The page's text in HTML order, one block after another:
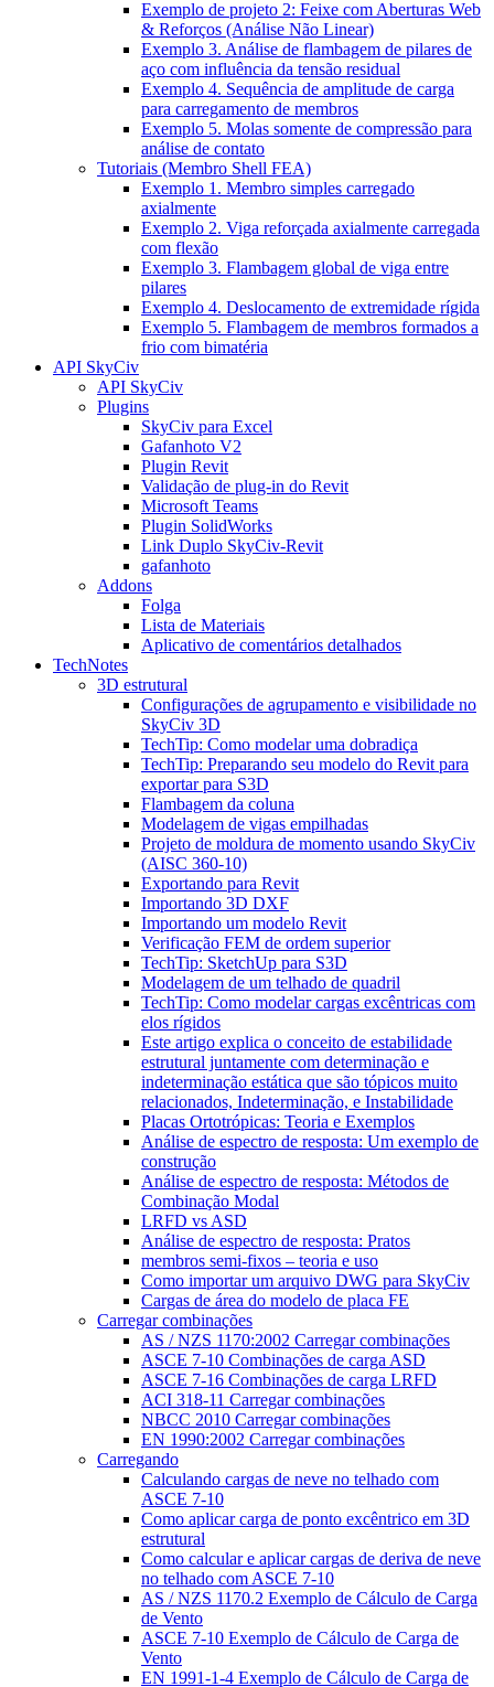
Exemplo de projeto 2: Feixe com Aberturas Web
& Reforços (Análise Não Linear)
Exemplo 3. Análise de flambagem de pilares de
aço com influência da tensão residual
Exemplo 4. Sequência de amplitude de carga
para carregamento de membros
Exemplo 5. Molas somente de compressão para
análise de contato
Tutoriais (Membro Shell FEA)
Exemplo 1. Membro simples carregado
axialmente
Exemplo 2. Viga reforçada axialmente carregada
com flexão
Exemplo 3. Flambagem global de viga entre
pilares
Exemplo 4. Deslocamento de extremidade rígida
Exemplo 5. Flambagem de membros formados a
frio com bimatéria
API SkyCiv
API SkyCiv
Plugins
SkyCiv para Excel
Gafanhoto V2
Plugin Revit
Validação de plug-in do Revit
Microsoft Teams
Plugin SolidWorks
Link Duplo SkyCiv-Revit
gafanhoto
Addons
Folga
Lista de Materiais
Aplicativo de comentários detalhados
TechNotes
3D estrutural
Configurações de agrupamento e visibilidade no
SkyCiv 3D
TechTip: Como modelar uma dobradiça
TechTip: Preparando seu modelo do Revit para
exportar para S3D
Flambagem da coluna
Modelagem de vigas empilhadas
Projeto de moldura de momento usando SkyCiv
(AISC 360-10)
Exportando para Revit
Importando 3D DXF
Importando um modelo Revit
Verificação FEM de ordem superior
TechTip: SketchUp para S3D
Modelagem de um telhado de quadril
TechTip: Como modelar cargas excêntricas com
elos rígidos
Este artigo explica o conceito de estabilidade
estrutural juntamente com determinação e
indeterminação estática que são tópicos muito
relacionados, Indeterminação, e Instabilidade
Placas Ortotrópicas: Teoria e Exemplos
Análise de espectro de resposta: Um exemplo de
construção
Análise de espectro de resposta: Métodos de
Combinação Modal
LRFD vs ASD
Análise de espectro de resposta: Pratos
membros semi-fixos – teoria e uso
Como importar um arquivo DWG para SkyCiv
Cargas de área do modelo de placa FE
Carregar combinações
AS / NZS 1170:2002 Carregar combinações
ASCE 7-10 Combinações de carga ASD
ASCE 7-16 Combinações de carga LRFD
ACI 318-11 Carregar combinações
NBCC 2010 Carregar combinações
EN 1990:2002 Carregar combinações
Carregando
Calculando cargas de neve no telhado com
ASCE 7-10
Como aplicar carga de ponto excêntrico em 3D
estrutural
Como calcular e aplicar cargas de deriva de neve
no telhado com ASCE 7-10
AS / NZS 1170.2 Exemplo de Cálculo de Carga
de Vento
ASCE 7-10 Exemplo de Cálculo de Carga de
Vento
EN 1991-1-4 Exemplo de Cálculo de Carga de